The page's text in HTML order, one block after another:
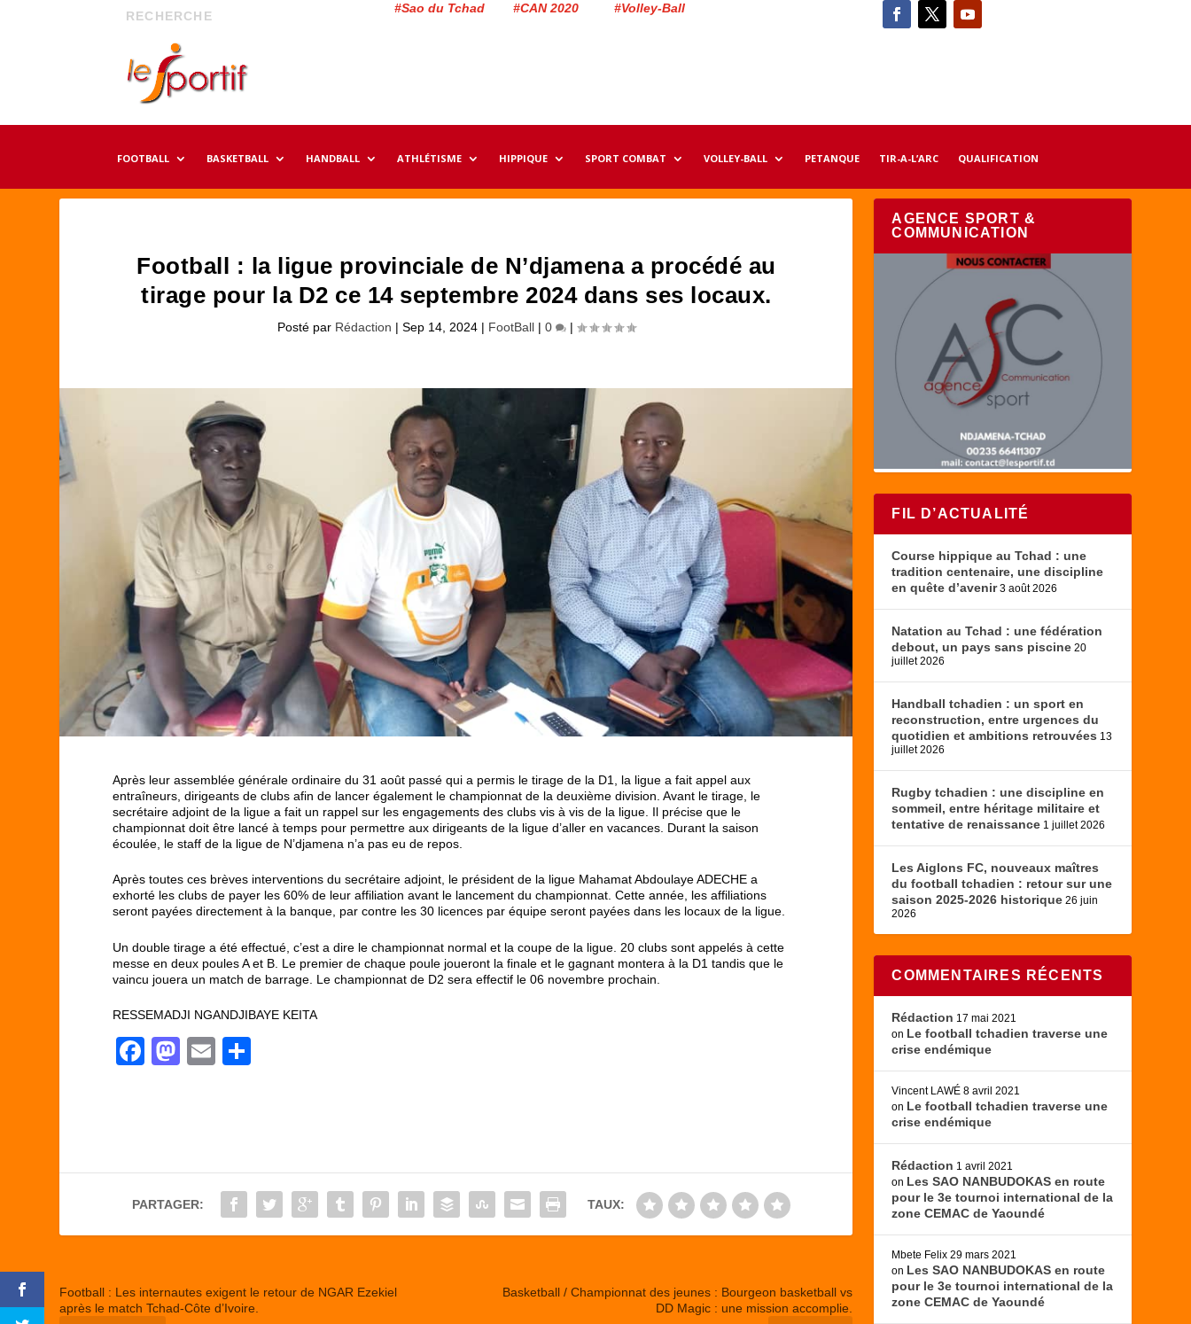
#Sao du Tchad #CAN 2020 #Volley-Ball
FOOTBALL BASKETBALL HANDBALL ATHLÉTISME HIPPIQUE SPORT COMBAT VOLLEY-BALL PETANQUE TIR-A-L’ARC QUALIFICATION
Football : la ligue provinciale de N’djamena a procédé au
tirage pour la D2 ce 14 septembre 2024 dans ses locaux.
Posté par Rédaction | Sep 14, 2024| FootBall| 0 |
Après leur assemblée générale ordinaire du 31 août passé qui a permis le tirage de la D1, la ligue a fait appel aux
entraîneurs, dirigeants de clubs afin de lancer également le championnat de la deuxième division. Avant le tirage, le
secrétaire adjoint de la ligue a fait un rappel sur les engagements des clubs vis à vis de la ligue. Il précise que le
championnat doit être lancé à temps pour permettre aux dirigeants de la ligue d’aller en vacances. Durant la saison
écoulée, le staff de la ligue de N’djamena n’a pas eu de repos.
Après toutes ces brèves interventions du secrétaire adjoint, le président de la ligue Mahamat Abdoulaye ADECHE a
exhorté les clubs de payer les 60% de leur affiliation avant le lancement du championnat. Cette année, les affiliations
seront payées directement à la banque, par contre les 30 licences par équipe seront payées dans les locaux de la ligue.
Un double tirage a été effectué, c’est a dire le championnat normal et la coupe de la ligue. 20 clubs sont appelés à cette
messe en deux poules A et B. Le premier de chaque poule joueront la finale et le gagnant montera à la D1 tandis que le
vaincu jouera un match de barrage. Le championnat de D2 sera effectif le 06 novembre prochain.
RESSEMADJI NGANDJIBAYE KEITA
F
b
o
M
d
o
E
er
PARTAGER: TAUX:
Football : Les internautes exigent le retour de NGAR Ezekiel
après le match Tchad-Côte d’Ivoire.
Basketball / Championnat des jeunes : Bourgeon basketball vs
DD Magic : une mission accomplie.
AGENCE SPORT &
COMMUNICATION
FIL D’ACTUALITÉ
Course hippique au Tchad : une
tradition centenaire, une discipline
en quête d’avenir 3 août 2026
Natation au Tchad : une fédération
debout, un pays sans piscine 20
juillet 2026
Handball tchadien : un sport en
reconstruction, entre urgences du
quotidien et ambitions retrouvées 13
juillet 2026
Rugby tchadien : une discipline en
sommeil, entre héritage militaire et
tentative de renaissance 1 juillet 2026
Les Aiglons FC, nouveaux maîtres
du football tchadien : retour sur une
saison 2025-2026 historique 26 juin
2026
COMMENTAIRES RÉCENTS
Rédaction 17 mai 2021
on Le football tchadien traverse une
crise endémique
Vincent LAWÉ 8 avril 2021
on Le football tchadien traverse une
crise endémique
Rédaction 1 avril 2021
on Les SAO NANBUDOKAS en route
pour le 3e tournoi international de la
zone CEMAC de Yaoundé
Mbete Felix 29 mars 2021
on Les SAO NANBUDOKAS en route
pour le 3e tournoi international de la
zone CEMAC de Yaoundé